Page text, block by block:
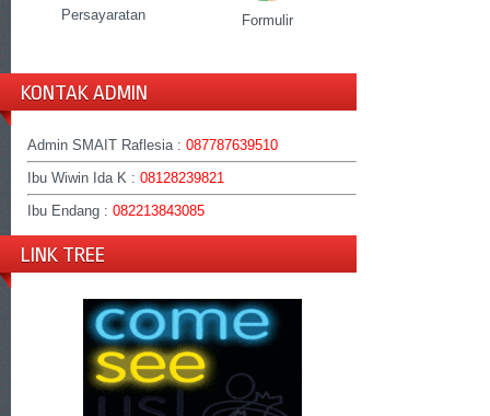
Persayaratan Formulir
KONTAK ADMIN
Admin SMAIT Raflesia : 087787639510
Ibu Wiwin Ida K : 08128239821
Ibu Endang : 082213843085
LINK TREE